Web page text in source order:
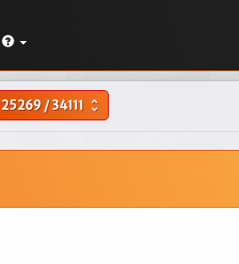
25269/34111 unfold_more